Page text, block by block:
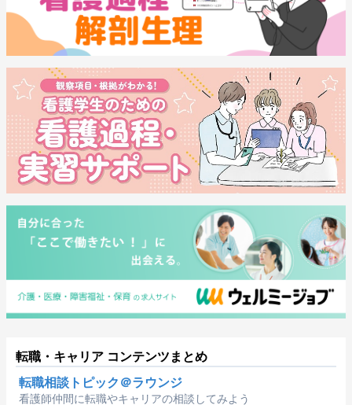
転職・キャリア コンテンツまとめ
転職相談トピック＠ラウンジ
看護師仲間に転職やキャリアの相談してみよう